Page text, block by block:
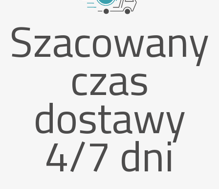
Szacowany
czas
dostawy
4/7 dni